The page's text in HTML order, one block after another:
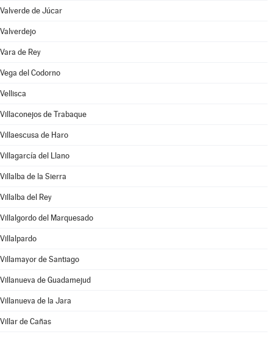
Valverde de Júcar
Valverdejo
Vara de Rey
Vega del Codorno
Vellisca
Villaconejos de Trabaque
Villaescusa de Haro
Villagarcía del Llano
Villalba de la Sierra
Villalba del Rey
Villalgordo del Marquesado
Villalpardo
Villamayor de Santiago
Villanueva de Guadamejud
Villanueva de la Jara
Villar de Cañas